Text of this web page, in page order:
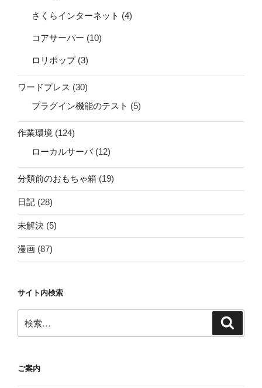
さくらインターネット (4)
コアサーバー (10)
ロリポップ(3)
ワードプレス (30)
プラグイン機能のテスト (5)
作業環境 (124)
ローカルサーバ(12)
分類前のおもちゃ箱 (19)
日記 (28)
未解決 (5)
漫画 (87)
サイト内検索
索:
ご案内